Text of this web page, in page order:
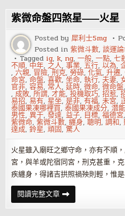
事
業
上
易
遇
小
人
的
星
座，
附
轉
運
指
南
紫微命盤四煞星——火星
Posted by犀利士5mg
Posted in紫微斗數,談運
Tagged ig, k, ng,一般,一點,七
不順,中年, 之人,事業,五行,以為,
,六親, 冒險,刑克, 勞碌,化氣,升遷,
命宮,命盤,喜歡,坐命,執行, 夫妻,
官非,容易, 常人,延時,微命,微命盤
, 成敗,所謂,才能,投機取巧,招惹,
易招,易有, 星坐,是非,有福,未宮,
泰國果凍哪裡買,泰國果凍成分,潛
男性,異于,發達,益子, 目標,福德宮
紫微命,紫微斗數,纏身,聰明,調和,
達成,鈴星,頑固,驚人
火星雖入廟旺之鄉守命，亦有不順
宮，與羊或陀宿同宮，刑克甚重，
疾纏身，得諸吉拱照禍殃則輕，惟
閱讀完整文章紫
微
命